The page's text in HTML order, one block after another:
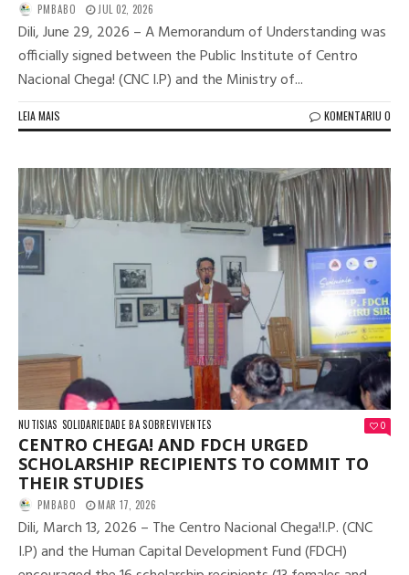
PMBABO JUL 02, 2026
Dili, June 29, 2026 – A Memorandum of Understanding was
officially signed between the Public Institute of Centro
Nacional Chega! (CNC I.P) and the Ministry of...
LEIA MAIS KOMENTARIU 0
NUTISIAS SOLIDARIEDADE BA SOBREVIVENTES 0
CENTRO CHEGA! AND FDCH URGED
SCHOLARSHIP RECIPIENTS TO COMMIT TO
THEIR STUDIES
PMBABO MAR 17, 2026
Dili, March 13, 2026 – The Centro Nacional Chega!I.P. (CNC
I.P) and the Human Capital Development Fund (FDCH)